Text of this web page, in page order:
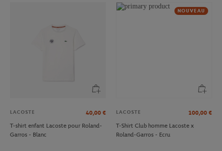
LACOSTE 40,00 €
T-shirt enfant Lacoste pour Roland-
Garros - Blanc
NOUVEAU
LACOSTE 100,00 €
T-Shirt Club homme Lacoste x
Roland-Garros - Ecru